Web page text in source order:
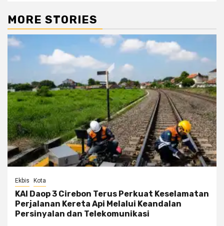
MORE STORIES
Ekbis Kota
KAI Daop 3 Cirebon Terus Perkuat Keselamatan
Perjalanan Kereta Api Melalui Keandalan
Persinyalan dan Telekomunikasi